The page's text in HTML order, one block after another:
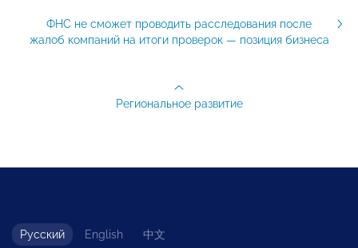
ФНС не сможет проводить расследования после
жалоб компаний на итоги проверок — позиция бизнеса
Региональное развитие
Русский English 中文